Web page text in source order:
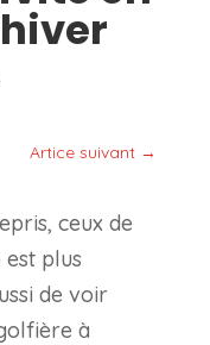
Artice suivant →
ceux de
plus
de voir
à